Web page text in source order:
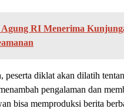
Agung RI Menerima
peserta diklat akan dilatih
pengalaman dan
bisa memproduksi berita